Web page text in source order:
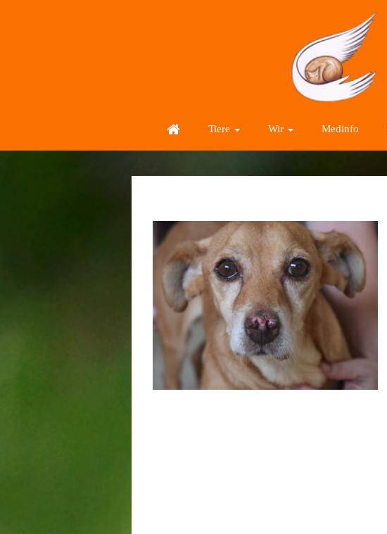
Tiere Wir Medinfo